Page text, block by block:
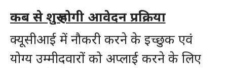
कब से शुरू होगी आवेदन प्रक्रिया
क्यूसीआई में नौकरी करने के इच्छुक एवं
योग्य उम्मीदवारों को अप्लाई करने के लिए